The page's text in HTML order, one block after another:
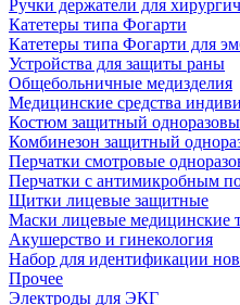
Ручки держатели для
Катетеры типа Фогарти
Катетеры типа Фогарти для
Устройства для защиты раны
Общебольничные медизделия
Медицинские средства
Костюм защитный
Комбинезон защитный
Перчатки смотровые
Перчатки с антимикробным
Щитки лицевые защитные
Маски лицевые медицинские
Акушерство и гинекология
Набор для идентификации
Прочее
Электроды для ЭКГ